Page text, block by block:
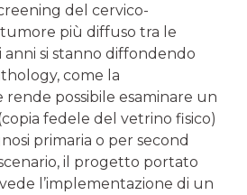
del cervico-
più diffuso tra le
si stanno diffondendo
come la
rende possibile esaminare un
fedele del vetrino fisico)
primaria o per second
il progetto portato
l’implementazione di un